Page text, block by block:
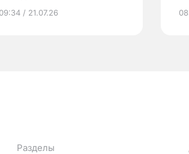
09:34 / 21.07.26
Разделы